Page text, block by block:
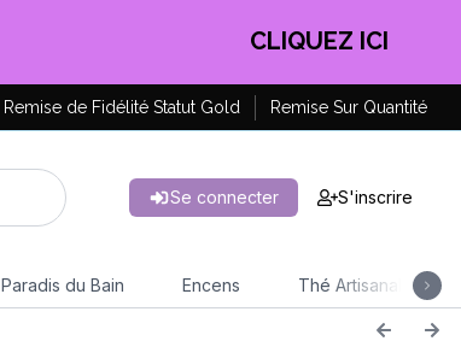
EN PROFITER !
Remise de Fidélité Statut Gold Remise Sur Quantité
Se connecter S'inscrire
Paradis du Bain Encens Thé Artisanal